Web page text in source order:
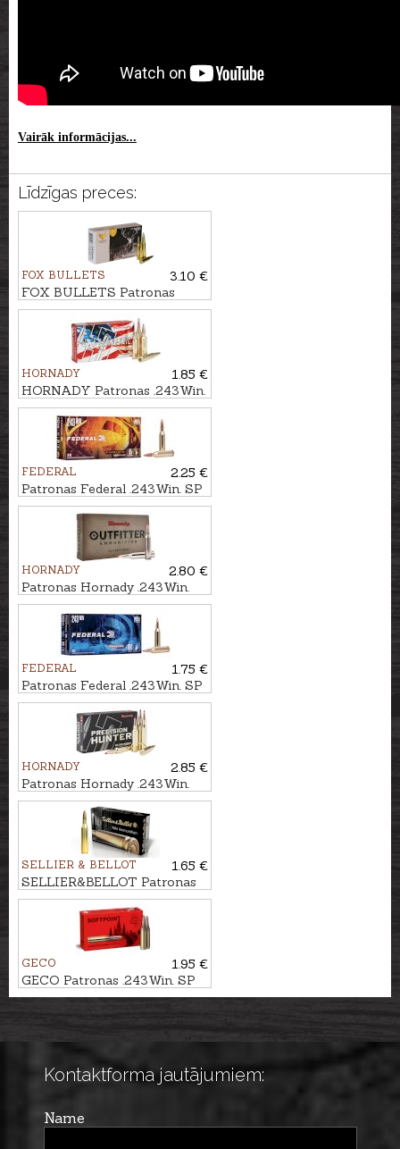
Vairāk informācijas...
Līdzīgas preces:
FOX BULLETS
3.10 €
FOX BULLETS Patronas
.243Win. 5,2g - bezsvina
HORNADY
1.85 €
HORNADY Patronas .243Win.
BTSP 6,5g American
Whitetail
FEDERAL
2.25 €
Patronas Federal .243Win. SP
Bonded 6,2g FUSION
HORNADY
2.80 €
Patronas Hornady .243Win.
Outfitter CX 5,2g - Bezsvina
FEDERAL
1.75 €
Patronas Federal .243Win. SP
6,5g Power Shok
HORNADY
2.85 €
Patronas Hornady .243Win.
ELD-X 5,8g Precision Hunter
SELLIER & BELLOT
1.65 €
SELLIER&BELLOT Patronas
.243Win. SB 6,5g
GECO
1.95 €
GECO Patronas .243Win. SP
6,8g
Kontaktforma jautājumiem:
Name